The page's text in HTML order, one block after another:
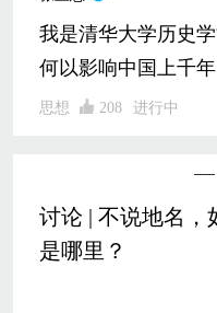
我是清华大学历史
何以影响中国上千年
思想 208 进行中
讨论 | 不说地名，
是哪里？